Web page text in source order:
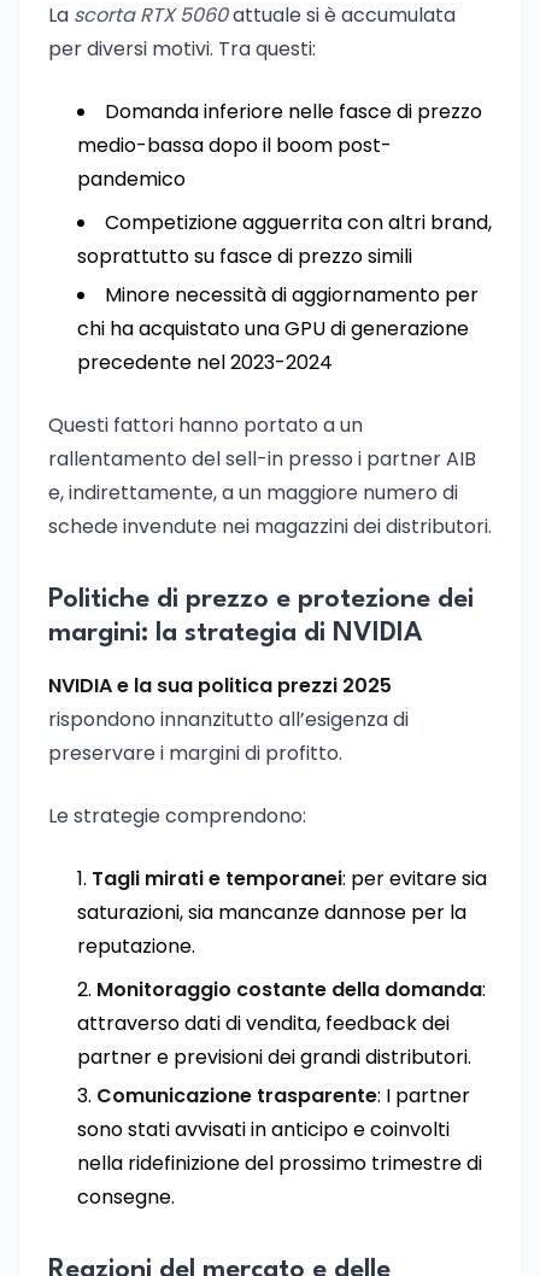
La scorta RTX 5060attuale si è accumulata
per diversi motivi. Tra questi:
Domanda inferiore nelle fasce di prezzo
medio-bassa dopo il boom post-
pandemico
Competizione agguerrita con altri brand,
soprattutto su fasce di prezzo simili
Minore necessità di aggiornamento per
chi ha acquistato una GPU di generazione
precedente nel 2023-2024
Questi fattori hanno portato a un
rallentamento del sell-in presso i partner AIB
e, indirettamente, a un maggiore numero di
schede invendute nei magazzini dei distributori.
Politiche di prezzo e protezione dei
margini: la strategia di NVIDIA
NVIDIA e la sua politica prezzi 2025
rispondono innanzitutto all’esigenza di
preservare i margini di profitto.
Le strategie comprendono:
Tagli mirati e temporanei: per evitare sia
saturazioni, sia mancanze dannose per la
reputazione.
Monitoraggio costante della domanda:
attraverso dati di vendita, feedback dei
partner e previsioni dei grandi distributori.
Comunicazione trasparente: I partner
sono stati avvisati in anticipo e coinvolti
nella ridefinizione del prossimo trimestre di
consegne.
Reazioni del mercato e delle